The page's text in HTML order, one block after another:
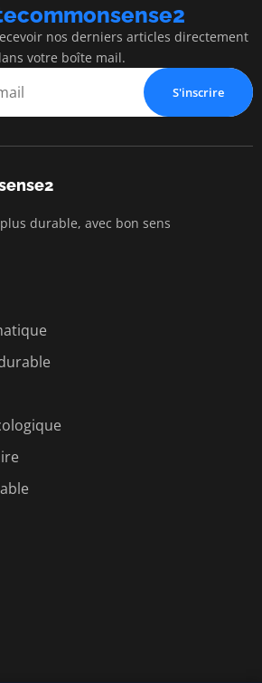
nos derniers articles directement
votre boîte mail.
S'inscrire
durable, avec bon sens